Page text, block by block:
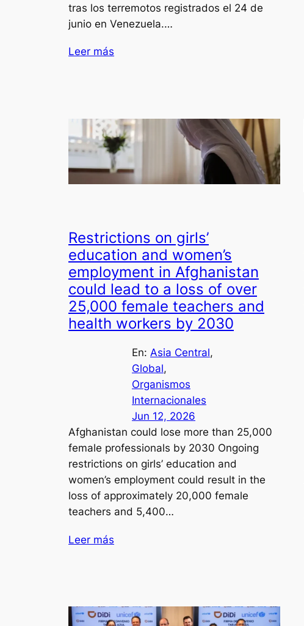
tras los terremotos registrados el 24 de
junio en Venezuela.…
Leer más
Restrictions on girls’
education and women’s
employment in Afghanistan
could lead to a loss of over
25,000 female teachers and
health workers by 2030
En: Asia Central
Global
Organismos
Internacionales
Jun 12, 2026
Afghanistan could lose more than 25,000
female professionals by 2030 Ongoing
restrictions on girls’ education and
women’s employment could result in the
loss of approximately 20,000 female
teachers and 5,400…
Leer más